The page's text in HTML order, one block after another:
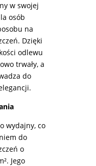
w swojej
osób
na
Dzięki
odlewu
trwały, a
do
wydajny, co
do
o
Jego